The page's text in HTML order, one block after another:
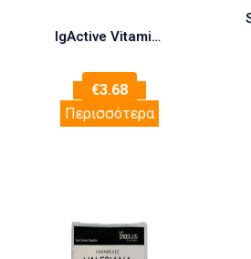
IgActive Vitamin E 150mg 20 μαλακές κάψουλες
€3.68
Περισσότερα